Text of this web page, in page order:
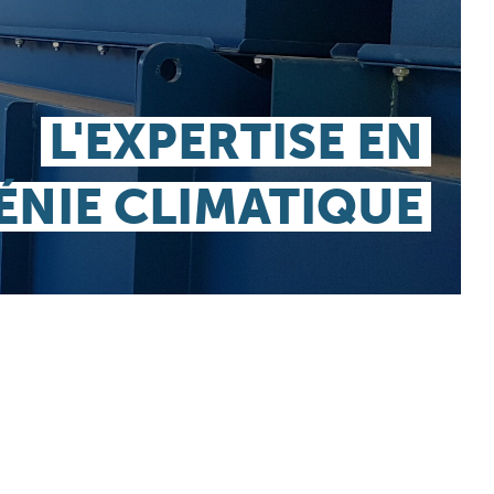
L'EXPERTISE EN
CLIMATIQUE